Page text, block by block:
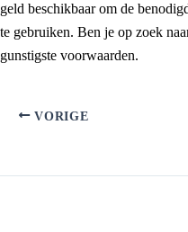
geld beschikbaar om de
te gebruiken. Ben je op zoek
gunstigste voorwaarden.
VORIGE